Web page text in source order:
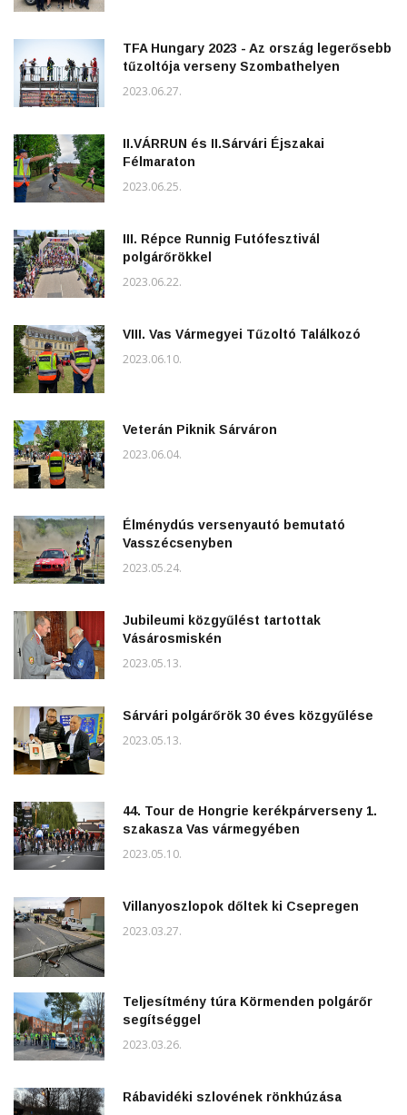
TFA Hungary 2023 - Az ország legerősebb
tűzoltója verseny Szombathelyen
2023.06.27.
II.VÁRRUN és II.Sárvári Éjszakai
Félmaraton
2023.06.25.
III. Répce Runnig Futófesztivál
polgárőrökkel
2023.06.22.
VIII. Vas Vármegyei Tűzoltó Találkozó
2023.06.10.
Veterán Piknik Sárváron
2023.06.04.
Élménydús versenyautó bemutató
Vasszécsenyben
2023.05.24.
Jubileumi közgyűlést tartottak
Vásárosmiskén
2023.05.13.
Sárvári polgárőrök 30 éves közgyűlése
2023.05.13.
44. Tour de Hongrie kerékpárverseny 1.
szakasza Vas vármegyében
2023.05.10.
Villanyoszlopok dőltek ki Csepregen
2023.03.27.
Teljesítmény túra Körmenden polgárőr
segítséggel
2023.03.26.
Rábavidéki szlovének rönkhúzása